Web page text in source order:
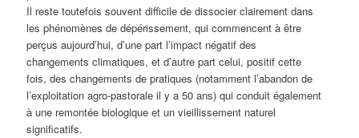
Il reste toutefois souvent difficile de dissocier clairement dans
les phénomènes de dépérissement, qui commencent à être
perçus aujourd’hui, d’une part l’impact négatif des
changements climatiques, et d’autre part celui, positif cette
fois, des changements de pratiques (notamment l’abandon de
l’exploitation agro-pastorale il y a 50 ans) qui conduit également
à une remontée biologique et un vieillissement naturel
significatifs.